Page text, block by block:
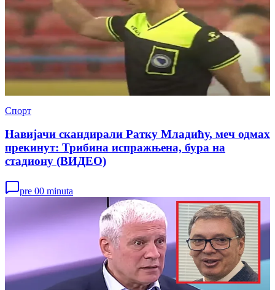
Спорт
Навијачи скандирали Ратку Младићу, меч одмах
прекинут: Трибина испражњена, бура на
стадиону (ВИДЕО)
pre 00 minuta